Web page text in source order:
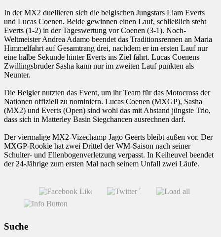
In der MX2 duellieren sich die belgischen Jungstars Liam Everts
und Lucas Coenen. Beide gewinnen einen Lauf, schließlich steht
Everts (1-2) in der Tageswertung vor Coenen (3-1). Noch-
Weltmeister Andrea Adamo beendet das Traditionsrennen an Maria
Himmelfahrt auf Gesamtrang drei, nachdem er im ersten Lauf nur
eine halbe Sekunde hinter Everts ins Ziel fährt. Lucas Coenens
Zwillingsbruder Sasha kann nur im zweiten Lauf punkten als
Neunter.
Die Belgier nutzten das Event, um ihr Team für das Motocross der
Nationen offiziell zu nominiern. Lucas Coenen (MXGP), Sasha
(MX2) und Everts (Open) sind wohl das mit Abstand jüngste Trio,
dass sich in Matterley Basin Siegchancen ausrechnen darf.
Der viermalige MX2-Vizechamp Jago Geerts bleibt außen vor. Der
MXGP-Rookie hat zwei Drittel der WM-Saison nach seiner
Schulter- und Ellenbogenverletzung verpasst. In Keiheuvel beendet
der 24-Jährige zum ersten Mal nach seinem Unfall zwei Läufe.
Suche